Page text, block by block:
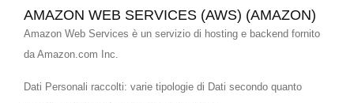
AMAZON WEB SERVICES (AWS) (AMAZON)
Amazon Web Services è un servizio di hosting e backend fornito
da Amazon.com Inc.
Dati Personali raccolti: varie tipologie di Dati secondo quanto